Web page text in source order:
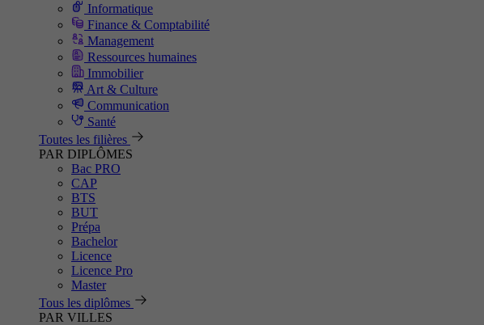
Informatique
Finance & Comptabilité
Management
Ressources humaines
Immobilier
Art & Culture
Communication
Santé
Toutes les filières
PAR DIPLÔMES
Bac PRO
CAP
BTS
BUT
Prépa
Bachelor
Licence
Licence Pro
Master
Tous les diplômes
PAR VILLES